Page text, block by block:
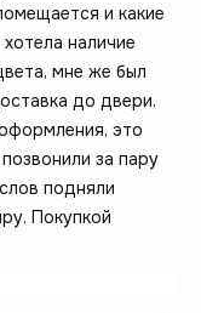
и какие
наличие
мне же был
до двери.
это
за пару
подняли
Покупкой